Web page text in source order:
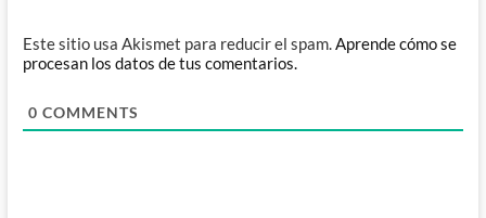
Este sitio usa Akismet para reducir el spam.Aprende cómo se
procesan los datos de tus comentarios.
0 COMMENTS